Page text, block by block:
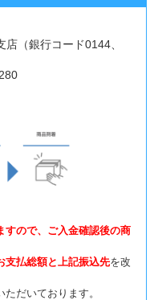
（銀行コード0144、
すので、ご入金確認後の商
支払総額と上記振込先を改
ただいております。